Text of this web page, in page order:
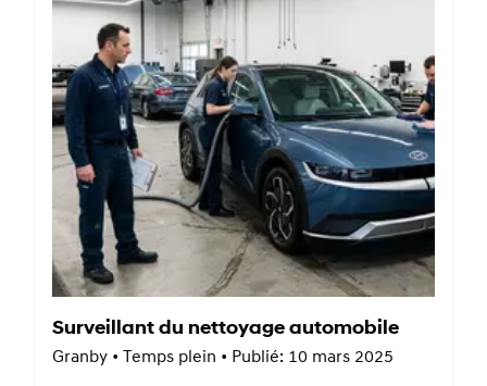
Surveillant du nettoyage automobile
Granby • Temps plein • Publié: 10 mars 2025